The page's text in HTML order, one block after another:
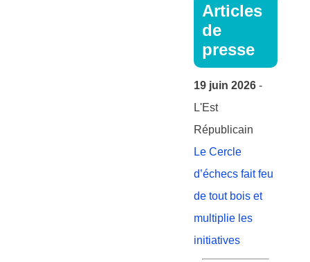
Articles
de
presse
19 juin 2026 -
L'Est
Républicain
Le Cercle
d’échecs fait feu
de tout bois et
multiplie les
initiatives